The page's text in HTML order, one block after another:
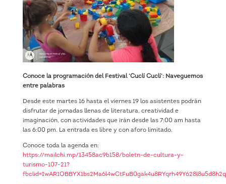
Conoce la programación del Festival ‘Cuclí Cuclí’: Naveguemos
entre palabras
Desde este martes 16 hasta el viernes 19 los asistentes podrán
disfrutar de jornadas llenas de literatura, creatividad e
imaginación, con actividades que irán desde las 7:00 am hasta
las 6:00 pm. La entrada es libre y con aforo limitado.
Conoce toda la agenda en:
https://mailchi.mp/13458ac9b158/boletn-de-cultura-y-
turismo-107-21?